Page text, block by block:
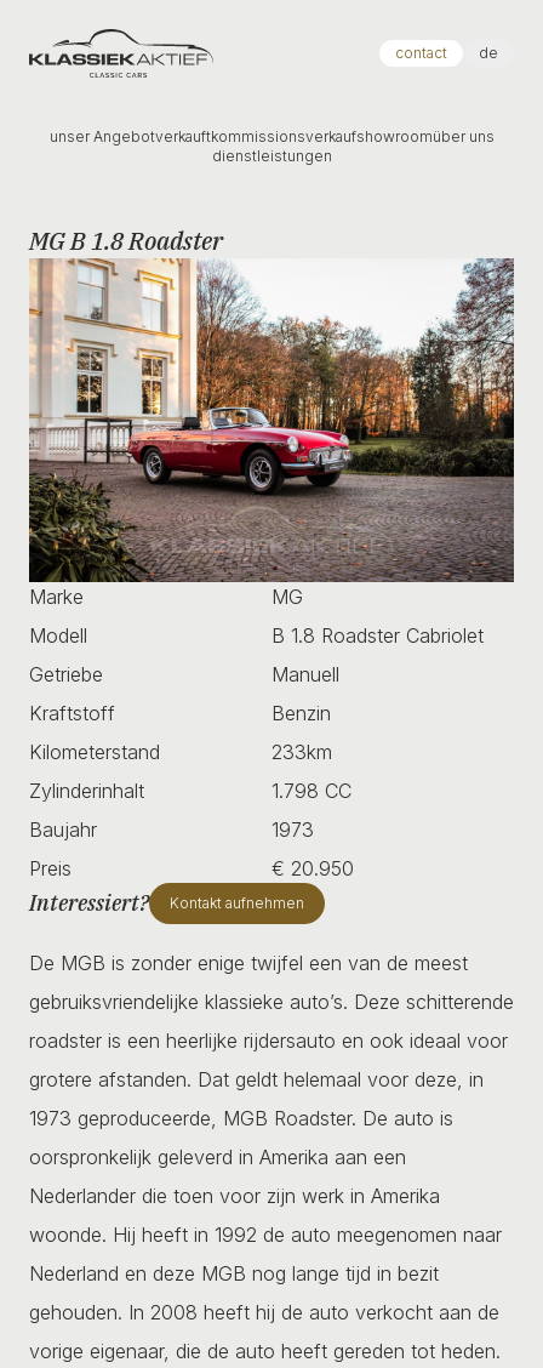
Klassiek Aktief contact de
unser Angebotverkauftkommissionsverkaufshowroomüber uns
dienstleistungen
MG B 1.8 Roadster
Marke
MG
Modell
B 1.8 Roadster Cabriolet
Getriebe
Manuell
Kraftstoff
Benzin
Kilometerstand
233km
Zylinderinhalt
1.798 CC
Baujahr
1973
Preis
€ 20.950
Interessiert? Kontakt aufnehmen
De MGB is zonder enige twijfel een van de meest
gebruiksvriendelijke klassieke auto’s. Deze schitterende
roadster is een heerlijke rijdersauto en ook ideaal voor
grotere afstanden. Dat geldt helemaal voor deze, in
1973 geproduceerde, MGB Roadster. De auto is
oorspronkelijk geleverd in Amerika aan een
Nederlander die toen voor zijn werk in Amerika
woonde. Hij heeft in 1992 de auto meegenomen naar
Nederland en deze MGB nog lange tijd in bezit
gehouden. In 2008 heeft hij de auto verkocht aan de
vorige eigenaar, die de auto heeft gereden tot heden.